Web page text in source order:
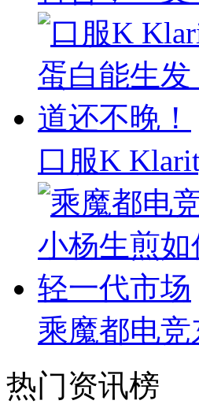
口服K
乘魔都电
热门资讯榜